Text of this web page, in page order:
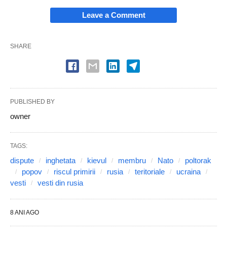
Leave a Comment
SHARE
PUBLISHED BY
owner
TAGS:
dispute inghetata kievul membru Nato
poltorak
popov
riscul primirii rusia teritoriale
ucraina
vesti
vesti din rusia
8 ANI AGO